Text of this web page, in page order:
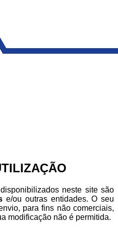
neste site são
e/ou outras entidades. O seu
para fins não comerciais,
modificação não é permitida.